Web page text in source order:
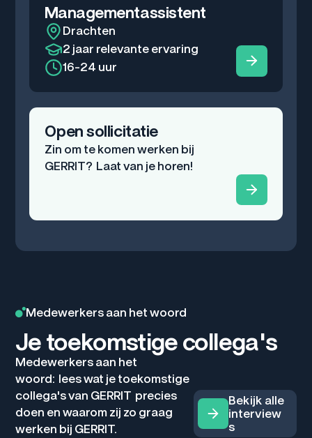
Managementassistent
Drachten
2 jaar relevante ervaring
16-24 uur
Open sollicitatie
Zin om te komen werken bij
GERRIT? Laat van je horen!
Medewerkers aan het woord
Je toekomstige collega's
Medewerkers aan het
woord: lees wat je toekomstige
collega's van GERRIT precies
doen en waarom zij zo graag
werken bij GERRIT.
Bekijk alle
interview
s